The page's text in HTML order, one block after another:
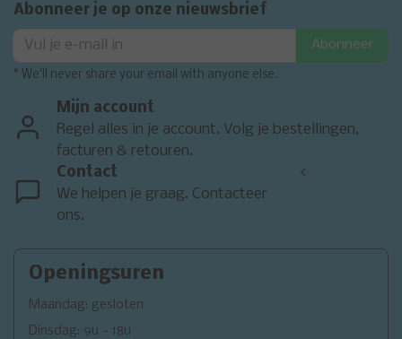
Abonneer je op onze nieuwsbrief
Abonneer
* We'll never share your email with anyone else.
Mijn account
Regel alles in je account. Volg je bestellingen,
facturen & retouren.
Contact
We helpen je graag. Contacteer
ons.
<
Openingsuren
Maandag: gesloten
Dinsdag: 9u - 18u